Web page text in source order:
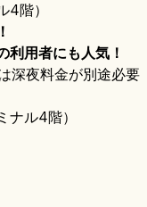
4階）
利用者にも人気！
深夜料金が別途必要
ナル4階）